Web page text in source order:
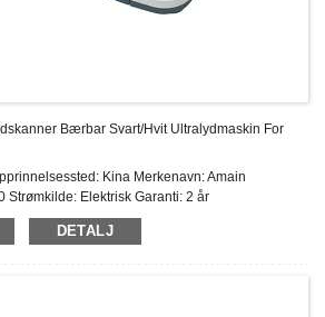
Bærbar Svart/hvit Ultralydmaskin For
Kina Merkenavn: Amain
Strømkilde: Elektrisk Garanti: 2 år
støtte Materiale: Metall, plasthylse...
DETALJ